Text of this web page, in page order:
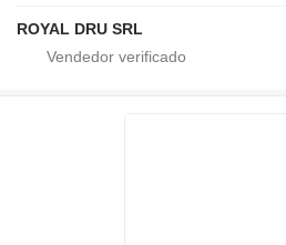
ROYAL DRU SRL